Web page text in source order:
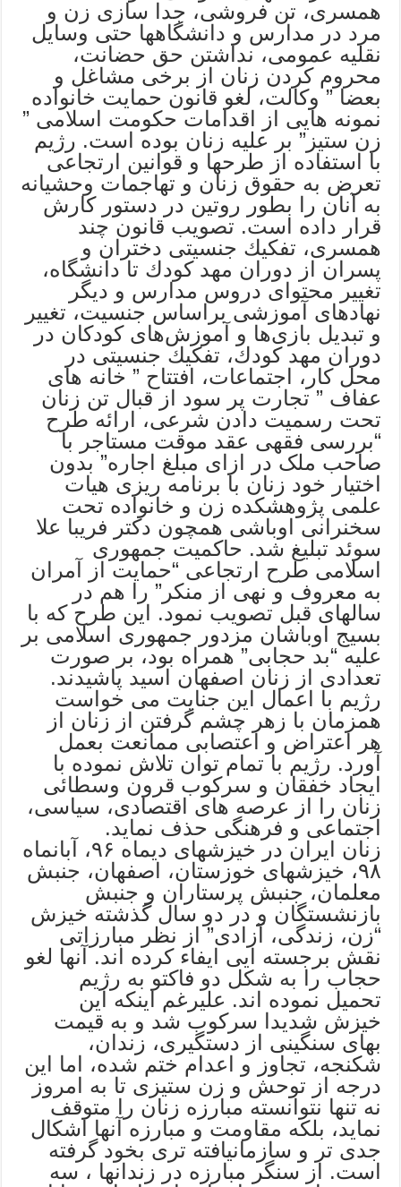
همسری، تن فروشی، جدا سازی زن و
مرد در مدارس و دانشگاهها حتی وسایل
نقلیه عمومی، نداشتن حق حضانت،
محروم کردن زنان از برخی مشاغل و
بعضا ” وکالت، لغو قانون حمایت خانواده
نمونه هایی از اقدامات حکومت اسلامی ”
زن ستیز” بر علیه زنان بوده است. رژیم
با استفاده از طرحها و قوانین ارتجاعی
تعرض به حقوق زنان و تهاجمات وحشیانه
به آنان را بطور روتین در دستور کارش
قرار داده است. تصويب قانون چند
همسری، تفكيك جنسيتى دختران و
پسران از دوران مهد كودك تا دانشگاه،
تغيير محتواى دروس مدارس و ديگر
نهادهاى آموزشى براساس جنسيت، تغيير
و تبديل بازی‌ها و آموزش‌هاى كودكان در
دوران مهد كودك، تفكيك‌ جنسيتى در
محل كار، اجتماعات، افتتاح ” خانه های
عفاف ” تجارت پر سود از قبال تن زنان
تحت رسمیت دادن شرعی، ارائه طرح
“بررسی فقهی عقد موقت مستاجر با
صاحب ملک در ازای مبلغ اجاره” بدون
اختیار خود زنان با برنامه ریزی هیات
علمی پژوهشکده زن و خانواده تحت
سخنرانی اوباشی همچون دکتر فریبا علا
سوئد تبلیغ شد. حاکمیت جمهوری
اسلامی طرح ارتجاعی “حمایت از آمران
به معروف و نهی از منکر” را هم در
سالهای قبل تصویب نمود. این طرح که با
بسیج اوباشان مزدور جمهوری اسلامی بر
علیه “بد حجابی” همراه بود، بر صورت
تعدادی از زنان اصفهان اسید پاشیدند.
رژیم با اعمال این جنایت می خواست
همزمان با زهر چشم گرفتن از زنان از
هر اعتراض و اعتصابی ممانعت بعمل
آورد. رژیم با تمام توان تلاش نموده با
ایجاد خفقان و سرکوب قرون وسطائی
زنان را از عرصه های اقتصادی، سیاسی،
اجتماعی و فرهنگی حذف نماید.
زنان ایران در خیزشهای دیماه ۹۶، آبانماه
۹۸، خیزشهای خوزستان، اصفهان، جنبش
معلمان، جنبش پرستاران و جنبش
بازنشستگان و در دو سال گذشته خیزش
“زن، زندگی، آزادی” از نظر مبارزاتی
نقش برجسته ایی ایفاء کرده اند. آنها لغو
حجاب را به شکل دو فاکتو به رژیم
تحمیل نموده اند. علیرغم اینکه این
خیزش شدیدا سرکوب شد و به قیمت
بهای سنگینی از دستگیری، زندان،
شکنجه، تجاوز و اعدام ختم شده، اما این
درجه از توحش و زن ستیزی تا به امروز
نه تنها نتوانسته مبارزه زنان را متوقف
نماید، بلکه مقاومت و مبارزه آنها اشکال
جدی تر و سازمانیافته تری بخود گرفته
است. از سنگر مبارزه در زندانها ، سه